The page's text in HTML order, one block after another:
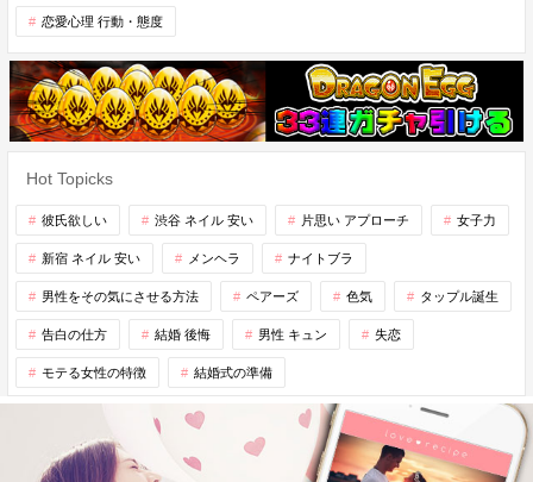
恋愛心理 行動・態度
Hot Topicks
彼氏欲しい 渋谷 ネイル 安い 片思い アプローチ 女子力
新宿 ネイル 安い メンヘラ ナイトブラ
男性をその気にさせる方法 ペアーズ 色気 タップル誕生
告白の仕方 結婚 後悔 男性 キュン 失恋
モテる女性の特徴 結婚式の準備